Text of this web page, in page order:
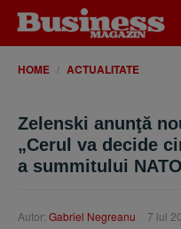
HOME ACTUALITATE
Zelenski anunţă
„Cerul va decide
a summitului NATO
Autor: Gabriel Negreanu 7 iul